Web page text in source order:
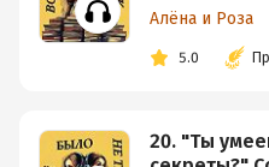
Алёна и Роза
5.0
20. "Ты